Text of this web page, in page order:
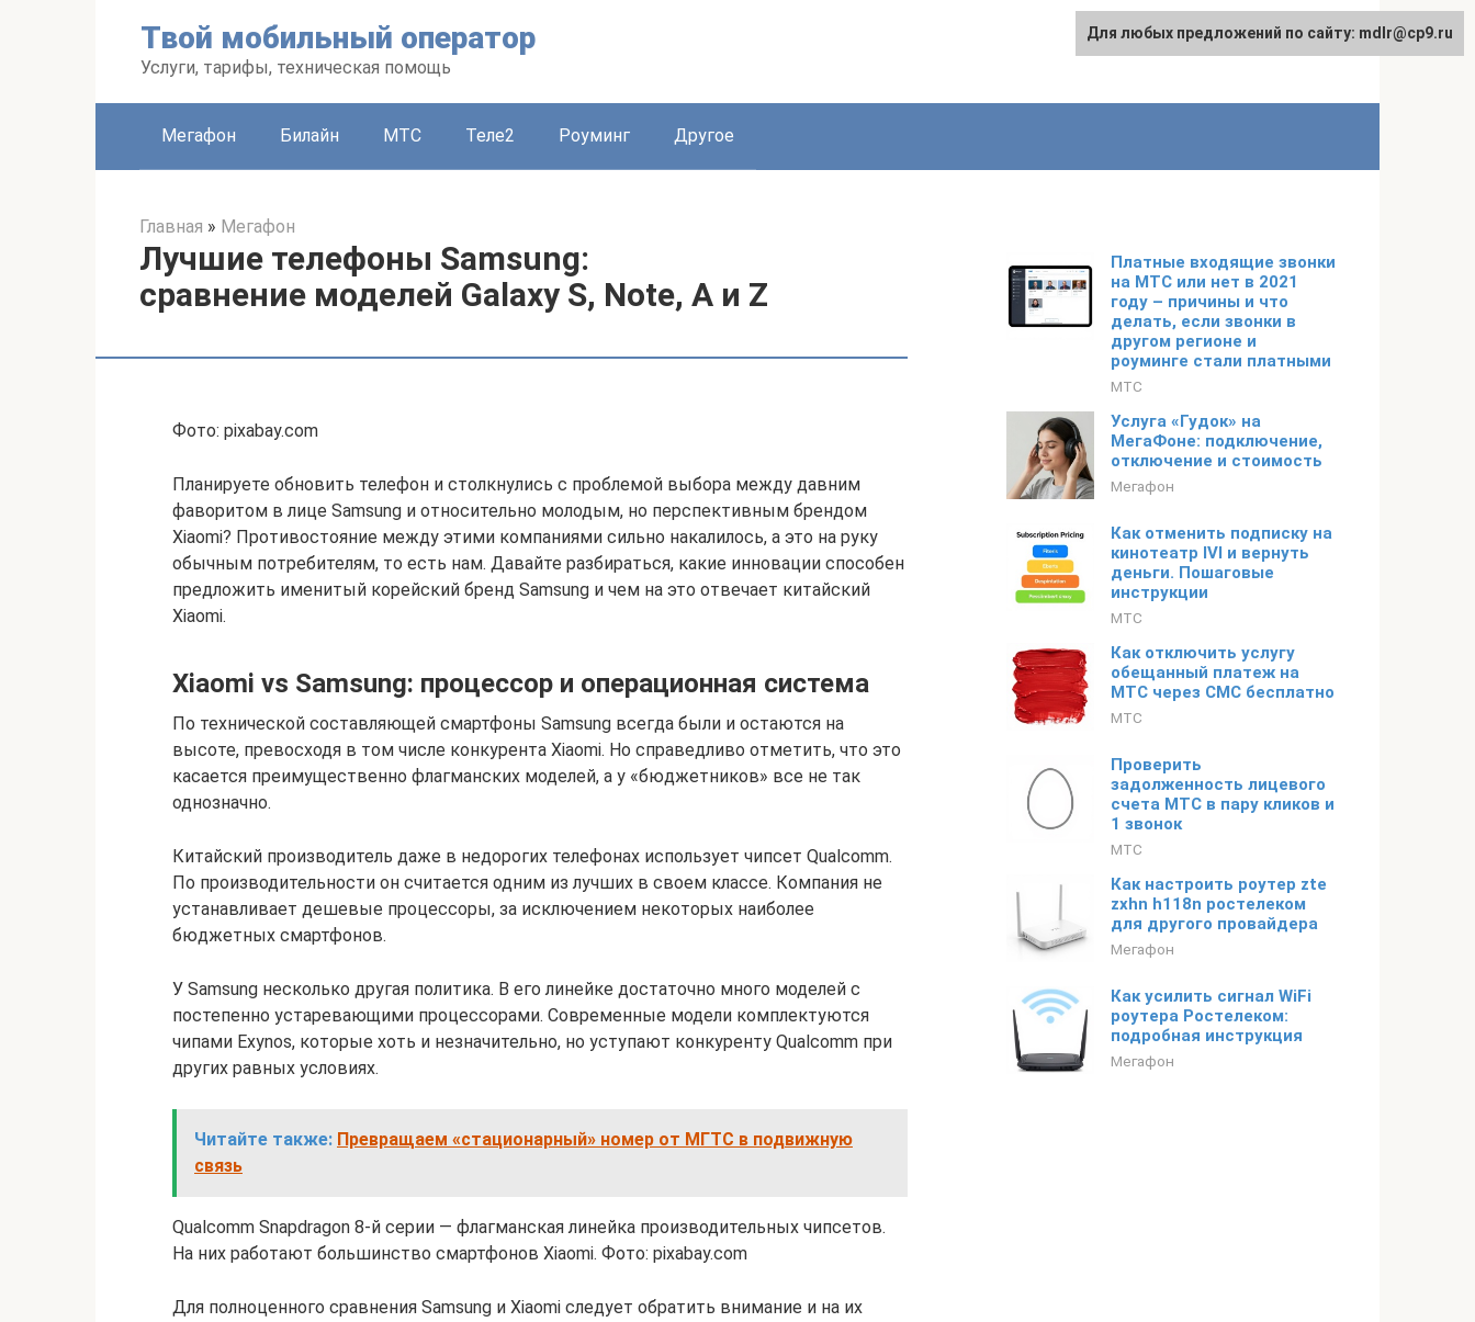
Твой мобильный оператор
Услуги, тарифы, техническая помощь
Мегафон Билайн МТС Теле2 Роуминг Другое
Главная » Мегафон
Лучшие телефоны Samsung:
сравнение моделей Galaxy S, Note, A и Z
Фото: pixabay.com
Планируете обновить телефон и столкнулись с проблемой выбора между давним
фаворитом в лице Samsung и относительно молодым, но перспективным брендом
Xiaomi? Противостояние между этими компаниями сильно накалилось, а это на руку
обычным потребителям, то есть нам. Давайте разбираться, какие инновации способен
предложить именитый корейский бренд Samsung и чем на это отвечает китайский
Xiaomi.
Xiaomi vs Samsung: процессор и операционная система
По технической составляющей смартфоны Samsung всегда были и остаются на
высоте, превосходя в том числе конкурента Xiaomi. Но справедливо отметить, что это
касается преимущественно флагманских моделей, а у «бюджетников» все не так
однозначно.
Китайский производитель даже в недорогих телефонах использует чипсет Qualcomm.
По производительности он считается одним из лучших в своем классе. Компания не
устанавливает дешевые процессоры, за исключением некоторых наиболее
бюджетных смартфонов.
У Samsung несколько другая политика. В его линейке достаточно много моделей с
постепенно устаревающими процессорами. Современные модели комплектуются
чипами Exynos, которые хоть и незначительно, но уступают конкуренту Qualcomm при
других равных условиях.
Читайте также: Превращаем «стационарный» номер от МГТС в подвижную
связь
Qualcomm Snapdragon 8-й серии — флагманская линейка производительных чипсетов.
На них работают большинство смартфонов Xiaomi. Фото: pixabay.com
Для полноценного сравнения Samsung и Xiaomi следует обратить внимание и на их
Платные входящие звонки
на МТС или нет в 2021
году – причины и что
делать, если звонки в
другом регионе и
роуминге стали платными
МТС
Услуга «Гудок» на
МегаФоне: подключение,
отключение и стоимость
Мегафон
Как отменить подписку на
кинотеатр IVI и вернуть
деньги. Пошаговые
инструкции
МТС
Как отключить услугу
обещанный платеж на
МТС через СМС бесплатно
МТС
Проверить
задолженность лицевого
счета МТС в пару кликов и
1 звонок
МТС
Как настроить роутер zte
zxhn h118n ростелеком
для другого провайдера
Мегафон
Как усилить сигнал WiFi
роутера Ростелеком:
подробная инструкция
Мегафон
Для любых предложений по сайту: mdlr@cp9.ru